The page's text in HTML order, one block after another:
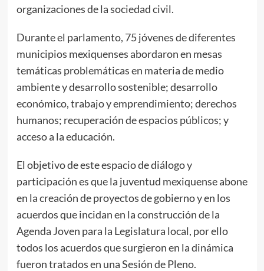
organizaciones de la sociedad civil.
Durante el parlamento, 75 jóvenes de diferentes
municipios mexiquenses abordaron en mesas
temáticas problemáticas en materia de medio
ambiente y desarrollo sostenible; desarrollo
económico, trabajo y emprendimiento; derechos
humanos; recuperación de espacios públicos; y
acceso a la educación.
El objetivo de este espacio de diálogo y
participación es que la juventud mexiquense abone
en la creación de proyectos de gobierno y en los
acuerdos que incidan en la construcción de la
Agenda Joven para la Legislatura local, por ello
todos los acuerdos que surgieron en la dinámica
fueron tratados en una Sesión de Pleno.